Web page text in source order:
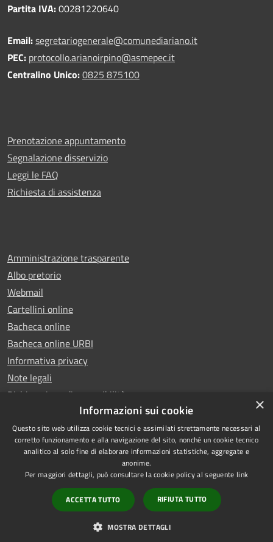
Partita IVA:00281220640
Email:segretariogenerale@comunediariano.it
PEC: protocollo.arianoirpino@asmepec.it
Centralino Unico:0825 875100
Prenotazione appuntamento
Segnalazione disservizio
Leggi le FAQ
Richiesta di assistenza
Amministrazione trasparente
Albo pretorio
Webmail
Cartellini online
Bacheca online
Bacheca online URBI
Informativa privacy
Note legali
Dichiarazione di accessibilità
RSS
Accessibilità
Copyright © 2025 Comune di
Ariano Irpino
Powered byMunicipium
Accesso redazione
×
Informazioni sui cookie
Questo sito web utilizza cookie tecnici e assimilati strettamente necessari al
corretto funzionamento e alla navigazione del sito, nonché un cookie tecnico
analitico al solo fine di elaborare informazioni statistiche, aggregate e
anonime.
Per maggiori dettagli, può consultare la cookie policy al seguente link
ACCETTA TUTTO RIFIUTA TUTTO
MOSTRA DETTAGLI